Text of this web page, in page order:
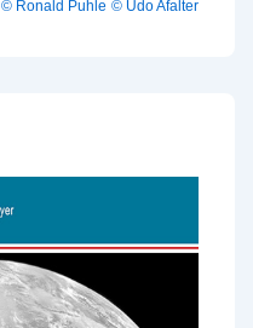
© Ronald Puhle © Udo Afalter